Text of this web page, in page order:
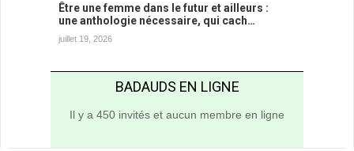
Être une femme dans le futur et ailleurs :
une anthologie nécessaire, qui cach…
juillet 19, 2026
BADAUDS EN LIGNE
Il y a 450 invités et aucun membre en ligne